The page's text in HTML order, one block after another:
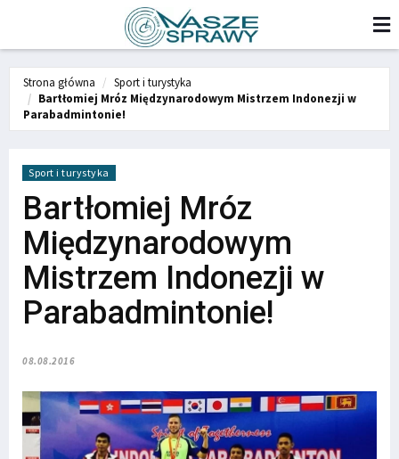
Strona główna
Sport i turystyka
Bartłomiej Mróz Międzynarodowym Mistrzem Indonezji w
Parabadmintonie!
Sport i turystyka
Bartłomiej Mróz
Międzynarodowym
Mistrzem Indonezji w
Parabadmintonie!
08.08.2016